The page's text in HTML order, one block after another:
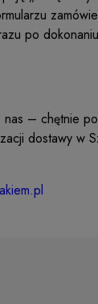
po
– chętnie
dostawy w